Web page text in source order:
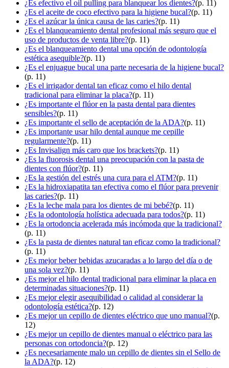
¿Es efectivo el oil pulling para blanquear los dientes?(p. 11)
¿Es el aceite de coco efectivo para la higiene bucal?(p. 11)
¿Es el azúcar la única causa de las caries?(p. 11)
¿Es el blanqueamiento dental profesional más seguro que el
uso de productos de venta libre?(p. 11)
¿Es el blanqueamiento dental una opción de odontología
estética asequible?(p. 11)
¿Es el enjuague bucal una parte necesaria de la higiene bucal?
(p. 11)
¿Es el irrigador dental tan eficaz como el hilo dental
tradicional para eliminar la placa?(p. 11)
¿Es importante el flúor en la pasta dental para dientes
sensibles?(p. 11)
¿Es importante el sello de aceptación de la ADA?(p. 11)
¿Es importante usar hilo dental aunque me cepille
regularmente?(p. 11)
¿Es Invisalign más caro que los brackets?(p. 11)
¿Es la fluorosis dental una preocupación con la pasta de
dientes con flúor?(p. 11)
¿Es la gestión del estrés una cura para el ATM?(p. 11)
¿Es la hidroxiapatita tan efectiva como el flúor para prevenir
las caries?(p. 11)
¿Es la leche mala para los dientes de mi bebé?(p. 11)
¿Es la odontología holística adecuada para todos?(p. 11)
¿Es la ortodoncia acelerada más incómoda que la tradicional?
(p. 11)
¿Es la pasta de dientes natural tan eficaz como la tradicional?
(p. 11)
¿Es mejor beber bebidas azucaradas a lo largo del día o de
una sola vez?(p. 11)
¿Es mejor el hilo dental tradicional para eliminar la placa en
determinadas situaciones?(p. 11)
¿Es mejor elegir asequibilidad o calidad al considerar la
odontología estética?(p. 12)
¿Es mejor un cepillo de dientes eléctrico que uno manual?(p.
12)
¿Es mejor un cepillo de dientes manual o eléctrico para las
personas con ortodoncia?(p. 12)
¿Es necesariamente malo un cepillo de dientes sin el Sello de
la ADA?(p. 12)